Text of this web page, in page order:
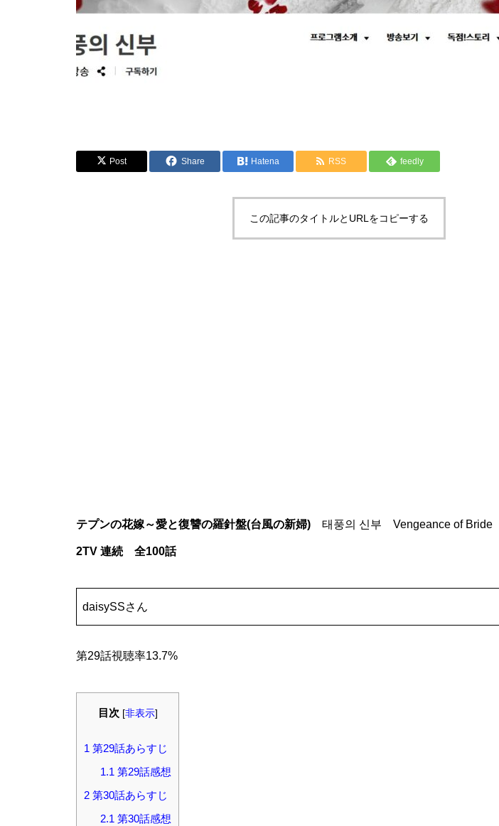
Post Share Hatena RSS feedly
この記事のタイトルとURLをコピーする
テプンの花嫁～愛と復讐の羅針盤(台風の新婦) 태풍의 신부 Vengeance of Bride
2TV 連続 全100話
daisySSさん
第29話視聴率13.7%
目次 [非表示]
1 第29話あらすじ
1.1 第29話感想
2 第30話あらすじ
2.1 第30話感想